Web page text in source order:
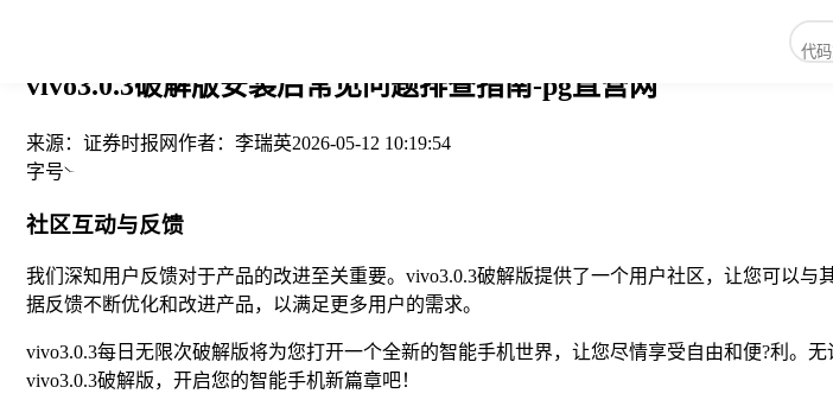
vivo3.0.3破解版安装后常见问题排查指南-pg直营网
来源： 证券时报网作者： 李瑞英2026-05-12 10:19:54
字号
社区互动与反馈
我们深知用户反馈对于产品的改进至关重要。vivo3.0.3破解版提供了一个用户社区，让您可以
据反馈不断优化和改进产品，以满足更多用户的需求。
vivo3.0.3每日无限次破解版将为您打开一个全新的智能手机世界，让您尽情享受自由和便?利。
vivo3.0.3破解版，开启您的智能手机新篇章吧！